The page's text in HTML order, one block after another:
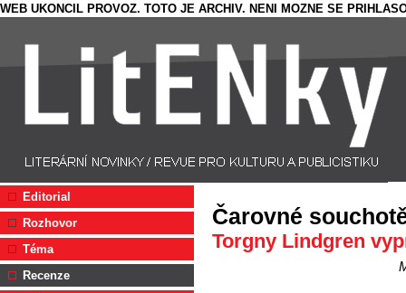
WEB UKONCIL PROVOZ. TOTO JE ARCHIV. NENI MOZNE SE
Editorial
Rozhovor
Téma
Recenze
Čarovné
Torgny Lindgren